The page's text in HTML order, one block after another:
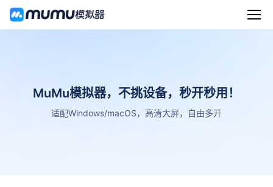
MuMu模拟器，不挑设备，秒开秒用！
适配Windows/macOS，高清大屏，自由多开